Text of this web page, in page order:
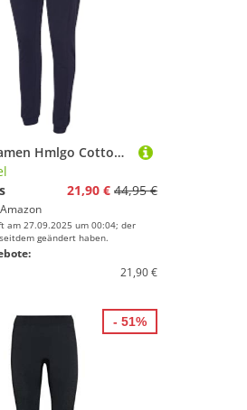
Hummel Damen Hmlgo Cotton Pants Woman Hose, Marine, XXL EU
21,90 € 44,95 €
Amazon
am 27.09.2025 um 00:04; der
geändert haben.
21,90 €
- 51%